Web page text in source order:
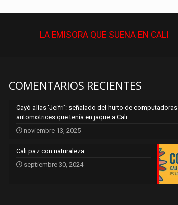
LA EMISORA QUESUENAEN CALI
COMENTARIOS RECIENTES
Cayó alias ‘Jeifri’: señalado del hurto de computadoras
automotrices que tenía en jaque a Cali
noviembre 13, 2025
Cali paz con naturaleza
septiembre 30, 2024